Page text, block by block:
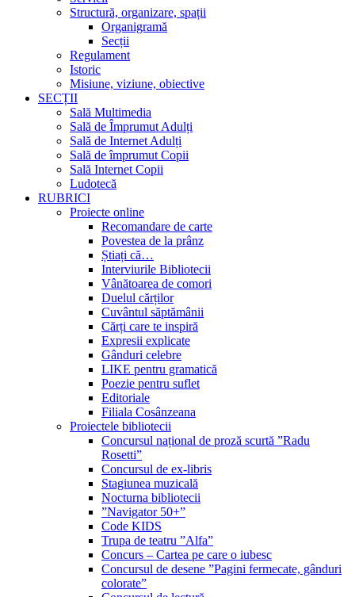
Structură, organizare, spații
Organigramă
Secții
Regulament
Istoric
Misiune, viziune, obiective
SECȚII
Sală Multimedia
Sală de Împrumut Adulți
Sală de Internet Adulți
Sală de împrumut Copii
Sală Internet Copii
Ludotecă
RUBRICI
Proiecte online
Recomandare de carte
Povestea de la prânz
Știați că…
Interviurile Bibliotecii
Vânătoarea de comori
Duelul cărților
Cuvântul săptămânii
Cărți care te inspiră
Expresii explicate
Gânduri celebre
LIKE pentru gramatică
Poezie pentru suflet
Editoriale
Filiala Cosânzeana
Proiectele bibliotecii
Concursul național de proză scurtă ”Radu
Rosetti”
Concursul de ex-libris
Stagiunea muzicală
Nocturna bibliotecii
”Navigator 50+”
Code KIDS
Trupa de teatru ”Alfa”
Concurs – Cartea pe care o iubesc
Concursul de desene ”Pagini fermecate, gânduri
colorate”